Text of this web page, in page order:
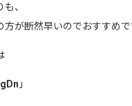
、
が断然早いのでおすすめで
」